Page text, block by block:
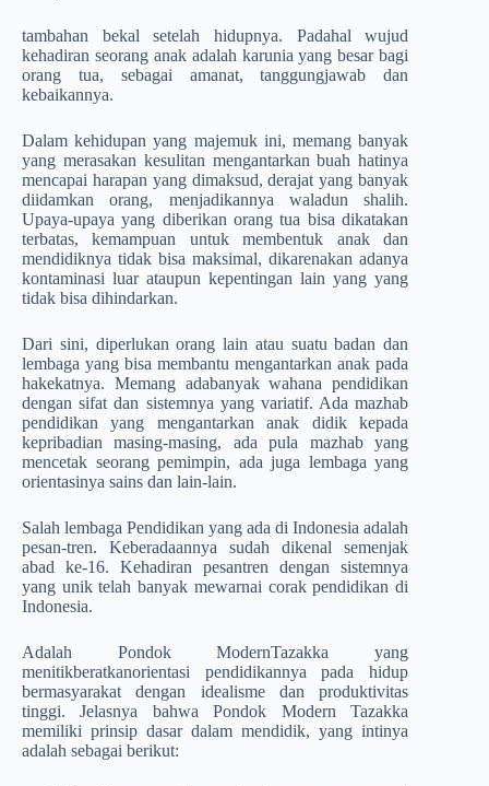
tambahan bekal setelah hidupnya. Padahal wujud
kehadiran seorang anak adalah karunia yang besar bagi
orang tua, sebagai amanat, tanggungjawab dan
kebaikannya.
Dalam kehidupan yang majemuk ini, memang banyak
yang merasakan kesulitan mengantarkan buah hatinya
mencapai harapan yang dimaksud, derajat yang banyak
diidamkan orang, menjadikannya waladun shalih.
Upaya-upaya yang diberikan orang tua bisa dikatakan
terbatas, kemampuan untuk membentuk anak dan
mendidiknya tidak bisa maksimal, dikarenakan adanya
kontaminasi luar ataupun kepentingan lain yang yang
tidak bisa dihindarkan.
Dari sini, diperlukan orang lain atau suatu badan dan
lembaga yang bisa membantu mengantarkan anak pada
hakekatnya. Memang adabanyak wahana pendidikan
dengan sifat dan sistemnya yang variatif. Ada mazhab
pendidikan yang mengantarkan anak didik kepada
kepribadian masing-masing, ada pula mazhab yang
mencetak seorang pemimpin, ada juga lembaga yang
orientasinya sains dan lain-lain.
Salah lembaga Pendidikan yang ada di Indonesia adalah
pesan-tren. Keberadaannya sudah dikenal semenjak
abad ke-16. Kehadiran pesantren dengan sistemnya
yang unik telah banyak mewarnai corak pendidikan di
Indonesia.
Adalah Pondok ModernTazakka yang
menitikberatkanorientasi pendidikannya pada hidup
bermasyarakat dengan idealisme dan produktivitas
tinggi. Jelasnya bahwa Pondok Modern Tazakka
memiliki prinsip dasar dalam mendidik, yang intinya
adalah sebagai berikut: